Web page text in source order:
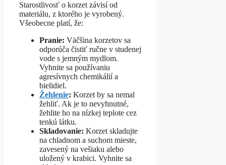
Starostlivosť o korzet závisí od
materiálu, z ktorého je vyrobený.
Všeobecne platí, že:
Pranie: Väčšina korzetov sa
odporúča čistiť ručne v studenej
vode s jemným mydlom.
Vyhnite sa používaniu
agresívnych chemikálií a
bielidiel.
Žehlenie: Korzet by sa nemal
žehliť. Ak je to nevyhnutné,
žehlite ho na nízkej teplote cez
tenkú látku.
Skladovanie: Korzet skladujte
na chladnom a suchom mieste,
zavesený na vešiaku alebo
uložený v krabici. Vyhnite sa